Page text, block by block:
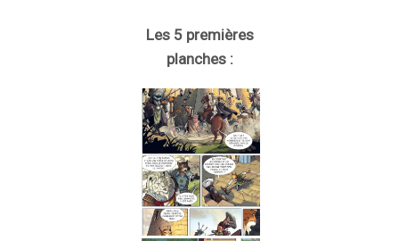
Les 5 premières
planches :